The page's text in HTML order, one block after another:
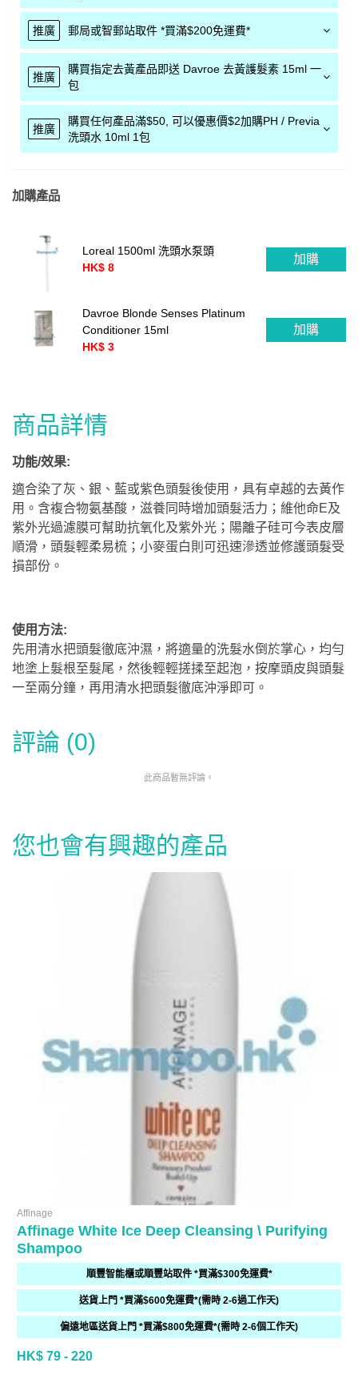
推廣 郵局或智郵站取件 *買滿$200免運費*
推廣
購買指定去黃產品即送 Davroe 去黃護髮素 15ml 一
包
推廣
購買任何產品滿$50, 可以優惠價$2加購PH / Previa
洗頭水 10ml 1包
加購產品
Loreal 1500ml 洗頭水泵頭
HK$ 8
加購
Davroe Blonde Senses Platinum
Conditioner 15ml
HK$ 3
加購
商品詳情
功能/效果:
適合染了灰、銀、藍或紫色頭髮後使用，具有卓越的去黃作
用。含複合物氨基酸，滋養同時增加頭髮活力；維他命E及
紫外光過濾膜可幫助抗氧化及紫外光；陽離子硅可今表皮層
順滑，頭髮輕柔易梳；小麥蛋白則可迅速滲透並修護頭髮受
損部份。
使用方法:
先用清水把頭髮徹底沖濕，將適量的洗髮水倒於掌心，均勻
地塗上髮根至髮尾，然後輕輕搓揉至起泡，按摩頭皮與頭髮
一至兩分鐘，再用清水把頭髮徹底沖淨即可。
評論 (0)
此商品暫無評論。
您也會有興趣的產品
Affinage
Affinage White Ice Deep Cleansing \ Purifying
Shampoo
順豐智能櫃或順豐站取件 *買滿$300免運費*
送貨上門 *買滿$600免運費*(需時 2-6過工作天)
偏遠地區送貨上門 *買滿$800免運費*(需時 2-6個工作天)
HK$ 79 - 220